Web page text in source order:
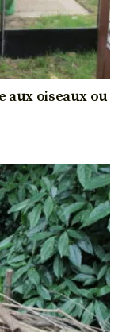
aux oiseaux ou